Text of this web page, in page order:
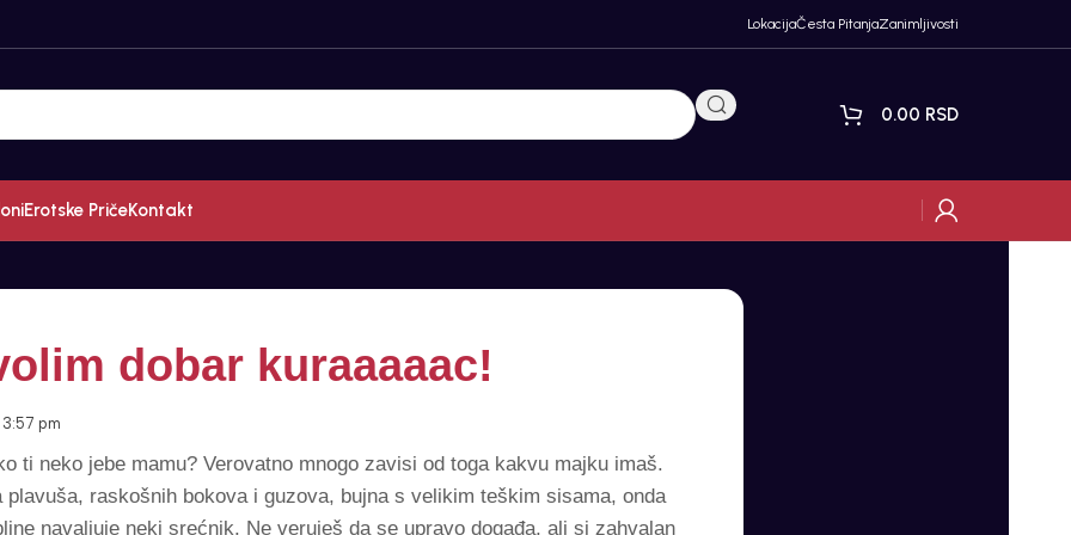
LokacijaČesta PitanjaZanimljivosti
0.00 RSD
Erotske PričeKontakt
dobar kuraaaaac!
3:57 pm
ti neko jebe mamu? Verovatno mnogo zavisi od toga kakvu majku imaš.
plavuša, raskošnih bokova i guzova, bujna s velikim teškim sisama, onda
navaljuje neki srećnik. Ne veruješ da se upravo događa, ali si zahvalan